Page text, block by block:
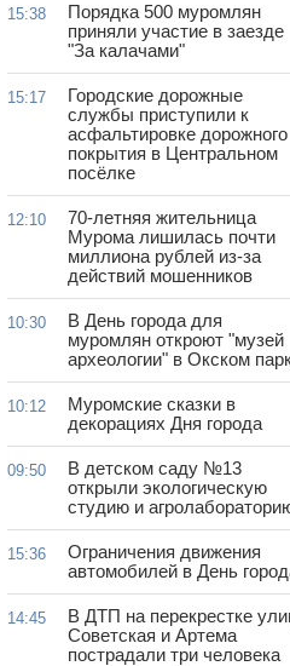
15:38
Порядка 500 муромлян
приняли участие в заезде
"За калачами"
15:17
Городские дорожные
службы приступили к
асфальтировке дорожного
покрытия в Центральном
посёлке
12:10
70-летняя жительница
Мурома лишилась почти
миллиона рублей из-за
действий мошенников
10:30
В День города для
муромлян откроют "музей
археологии" в Окском
10:12
Муромские сказки в
декорациях Дня города
09:50
В детском саду №13
открыли экологическую
студию и
15:36
Ограничения движения
автомобилей в День
14:45
В ДТП на перекрестке
Советская и Артема
пострадали три человека